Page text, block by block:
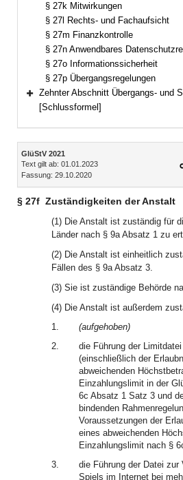
§ 27k Mitwirkungen
§ 27l Rechts- und Fachaufsicht
§ 27m Finanzkontrolle
§ 27n Anwendbares
§ 27o Informationssicherheit
§ 27p Übergangsregelungen
Bereich erweitern
Zehnter Abschnitt Übergangs- und
[Schlussformel]
Inhalt
GlüStV 2021
Text gilt ab: 01.01.2023
Fassung: 29.10.2020
§ 27f Zuständigkeiten der Anstalt
(1) Die Anstalt ist zuständig für
Länder nach § 9a Absatz 1 zu
(2) Die Anstalt ist einheitlich
Fällen des § 9a Absatz 3.
(3) Sie ist zuständige Behörde
(4) Die Anstalt ist außerdem
1.
(aufgehoben)
2.
die Führung der
(einschließlich der
abweichenden
Einzahlungslimit in der
6c Absatz 1 Satz 3 und
bindenden
Voraussetzungen der
eines abweichenden
Einzahlungslimit nach §
3.
die Führung der Datei zur
Spiels im Internet bei